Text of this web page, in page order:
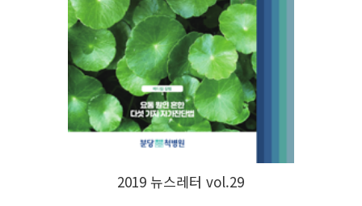
2019 뉴스레터 vol.29